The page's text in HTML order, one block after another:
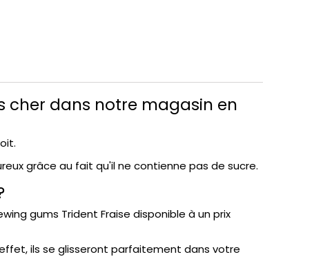
cher dans notre magasin en
grâce au fait qu'il ne contienne pas de sucre.
gums Trident Fraise disponible à un prix
ils se glisseront parfaitement dans votre